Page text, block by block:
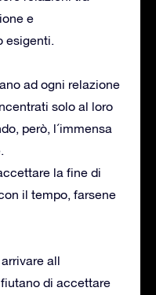
e
esigenti.
ad ogni relazione
solo al loro
però, l´immensa
la fine di
il tempo, farsene
all
di accettare